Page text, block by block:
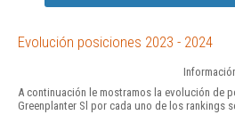
Evolución posiciones 2023 - 2024
A continuación le mostramos la evolución de
Greenplanter Sl por cada uno de los rankings